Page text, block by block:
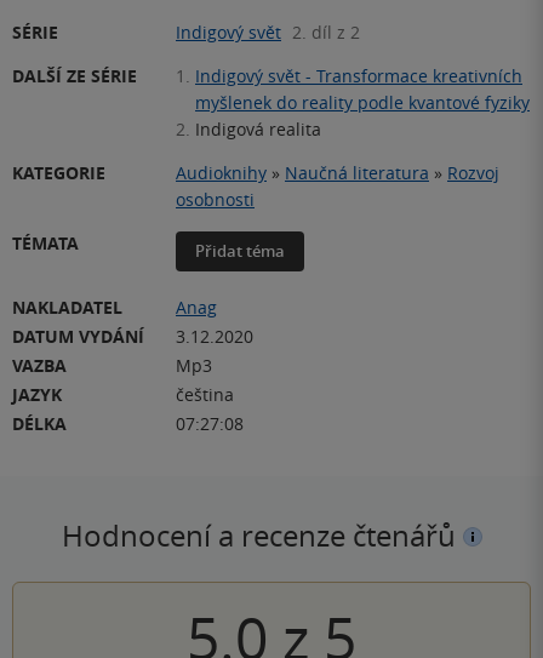
SÉRIE Indigový svět 2. díl z 2
DALŠÍ ZE SÉRIE
1. Indigový svět - Transformace kreativních
myšlenek do reality podle kvantové fyziky
2. Indigová realita
KATEGORIE
Audioknihy » Naučná literatura » Rozvoj
osobnosti
TÉMATA
Přidat téma
NAKLADATEL
Anag
DATUM VYDÁNÍ
3.12.2020
VAZBA
Mp3
JAZYK
čeština
DÉLKA
07:27:08
Hodnocení a recenze čtenářů
5.0 z 5